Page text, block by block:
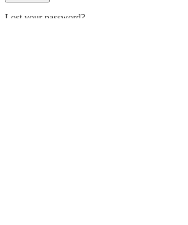
Lost your password?